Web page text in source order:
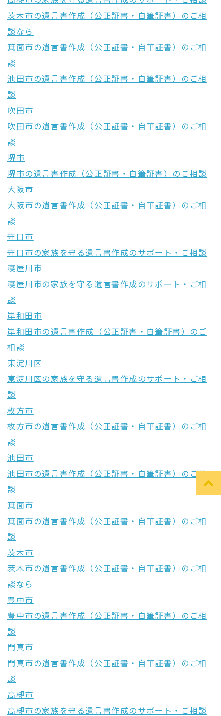
茨木市の遺言書作成（公正証書・自筆証書）のご相
談なら
箕面市の遺言書作成（公正証書・自筆証書）のご相
談
池田市の遺言書作成（公正証書・自筆証書）のご相
談
吹田市
吹田市の遺言書作成（公正証書・自筆証書）のご相
談
堺市
堺市の遺言書作成（公正証書・自筆証書）のご相談
大阪市
大阪市の遺言書作成（公正証書・自筆証書）のご相
談
守口市
守口市の家族を守る遺言書作成のサポート・ご相談
寝屋川市
寝屋川市の家族を守る遺言書作成のサポート・ご相
談
岸和田市
岸和田市の遺言書作成（公正証書・自筆証書）のご
相談
東淀川区
東淀川区の家族を守る遺言書作成のサポート・ご相
談
枚方市
枚方市の遺言書作成（公正証書・自筆証書）のご相
談
池田市
池田市の遺言書作成（公正証書・自筆証書）のご相
談
箕面市
箕面市の遺言書作成（公正証書・自筆証書）のご相
談
茨木市
茨木市の遺言書作成（公正証書・自筆証書）のご相
談なら
豊中市
豊中市の遺言書作成（公正証書・自筆証書）のご相
談
門真市
門真市の遺言書作成（公正証書・自筆証書）のご相
談
高槻市
高槻市の家族を守る遺言書作成のサポート・ご相談